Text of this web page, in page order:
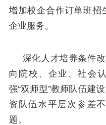
增加校企合作订单班招
企业服务。
深化人才培养条件
向院校、企业、社会
强“双师型”教师队伍建
资队伍水平层次参差
题。